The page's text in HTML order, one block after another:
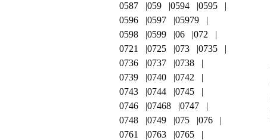
0587
059 0594
0595
0596
0597
05979
0598
0599 06
072
0721
0725 073
0735
0736
0737
0738
0739
0740
0742
0743
0744
0745
0746
07468
0747
0748
0749 075
076
0761
0763
0765